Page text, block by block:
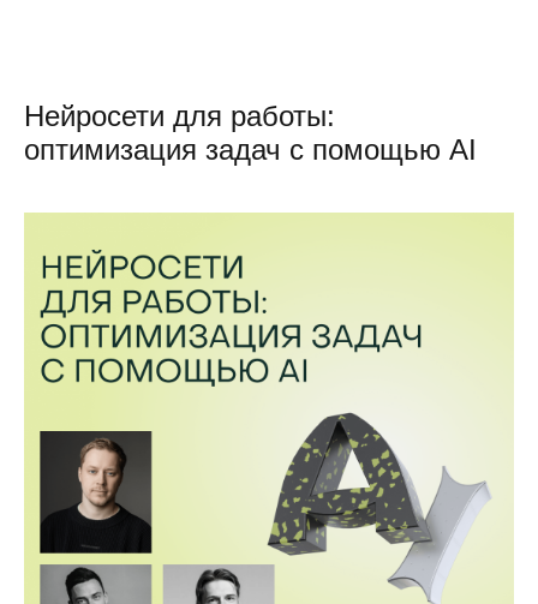
Нейросети для работы:
оптимизация задач с помощью AI